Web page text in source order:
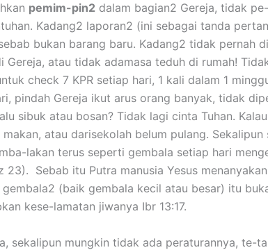
pemim-pin2 dalam bagian2 Gereja, tidak
Kadang2 laporan2 (ini sebagai tanda
bukan barang baru. Kadang2 tidak pernah
Gereja, atau tidak adamasa teduh di rumah!
check 7 KPR setiap hari, 1 kali dalam 1
pindah Gereja ikut arus orang banyak, tidak
sibuk atau bosan? Tidak lagi cinta Tuhan.
atau darisekolah belum pulang.
lakan terus seperti gembala setiap hari
23). Sebab itu Putra manusia Yesus
(baik gembala kecil atau besar) itu
kese-lamatan jiwanya Ibr 13:17.
sekalipun mungkin tidak ada peraturannya,